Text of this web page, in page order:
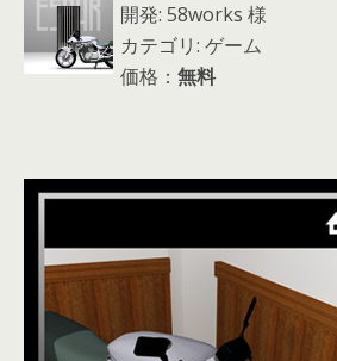
開発: 58works 様
カテゴリ: ゲーム
価格： 無料